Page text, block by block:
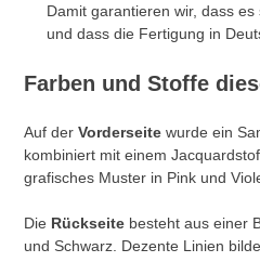
Damit garantieren wir, dass
und dass die Fertigung in
Farben und Stoffe
Auf derVorderseite wurde ein
kombiniert mit einem
grafisches Muster in Pink und
Die Rückseite besteht aus einer
und Schwarz. Dezente Linien